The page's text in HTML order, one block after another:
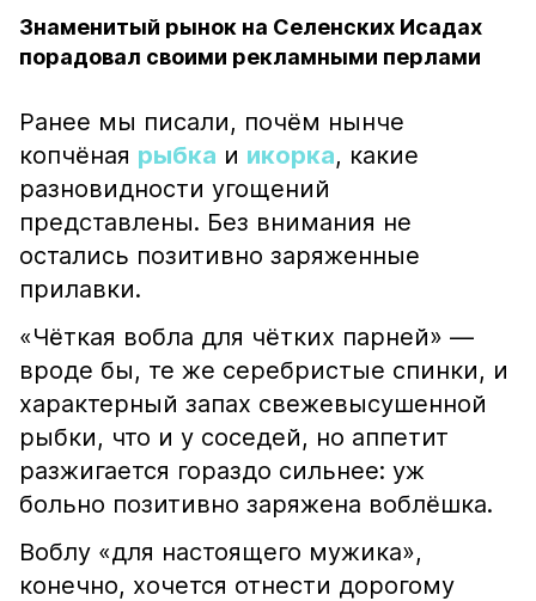
Знаменитый рынок на Селенских Исадах
порадовал своими рекламными перлами
Ранее мы писали, почём нынче
копчёная рыбка и икорка, какие
разновидности угощений
представлены. Без внимания не
остались позитивно заряженные
прилавки.
«Чёткая вобла для чётких парней» —
вроде бы, те же серебристые спинки, и
характерный запах свежевысушенной
рыбки, что и у соседей, но аппетит
разжигается гораздо сильнее: уж
больно позитивно заряжена воблёшка.
Воблу «для настоящего мужика»,
конечно, хочется отнести дорогому